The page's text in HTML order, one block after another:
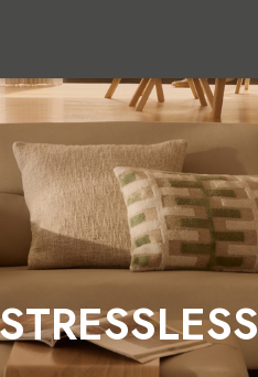
STRESSLESS